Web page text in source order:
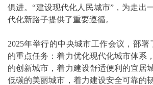
俱进。“建设现代化人民城市”，为走出
代化新路子提供了重要遵循。
2025年举行的中央城市工作会议，部
的重点任务：着力优化现代化城市体系
的创新城市，着力建设舒适便利的宜居
低碳的美丽城市，着力建设安全可靠的